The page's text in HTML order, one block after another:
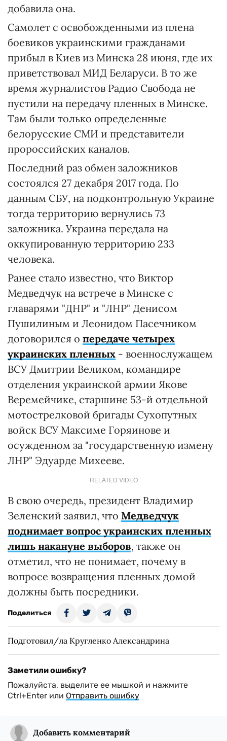
добавила она.
Самолет с освобожденными из плена
боевиков украинскими гражданами
прибыл в Киев из Минска 28 июня, где их
приветствовал МИД Беларуси. В то же
время журналистов Радио Свобода не
пустили на передачу пленных в Минске.
Там были только определенные
белорусские СМИ и представители
пророссийских каналов.
Последний раз обмен заложников
состоялся 27 декабря 2017 года. По
данным СБУ, на подконтрольную Украине
тогда территорию вернулись 73
заложника. Украина передала на
оккупированную территорию 233
человека.
Ранее стало известно, что Виктор
Медведчук на встрече в Минске с
главарями "ДНР" и "ЛНР" Денисом
Пушилиным и Леонидом Пасечником
договорился о передаче четырех
украинских пленных - военнослужащем
ВСУ Дмитрии Великом, командире
отделения украинской армии Якове
Веремейчике, старшине 53-й отдельной
мотострелковой бригады Сухопутных
войск ВСУ Максиме Горяинове и
осужденном за "государственную измену
ЛНР" Эдуарде Михееве.
RELATED VIDEO
В свою очередь, президент Владимир
Зеленский заявил, что Медведчук
поднимает вопрос украинских пленных
лишь накануне выборов, также он
отметил, что не понимает, почему в
вопросе возвращения пленных домой
должны быть посредники.
Поделиться
Подготовил/ла Кругленко Александрина
Заметили ошибку?
Пожалуйста, выделите ее мышкой и нажмите
Ctrl+Enter или Отправить ошибку
Добавить комментарий